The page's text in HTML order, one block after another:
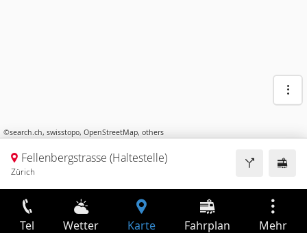
©search.ch, swisstopo, OpenStreetMap, others
Fellenbergstrasse (Haltestelle)
Zürich
Tel Wetter Karte Fahrplan Mehr